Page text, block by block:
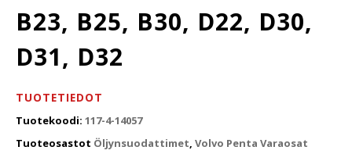
B23, B25, B30, D22, D30,
D31, D32
TUOTETIEDOT
Tuotekoodi: 117-4-14057
Tuoteosastot Öljynsuodattimet, Volvo Penta Varaosat